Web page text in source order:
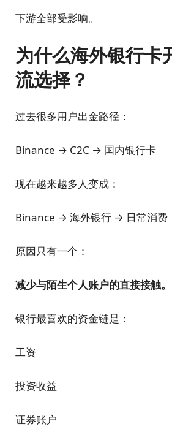
下游全部受影响。
为什么海外银行卡
流选择？
过去很多用户出金路径：
Binance → C2C → 国内银行卡
现在越来越多人变成：
Binance → 海外银行 → 日常消费
原因只有一个：
减少与陌生个人账户的直接接触。
银行最喜欢的资金链是：
工资
投资收益
证券账户